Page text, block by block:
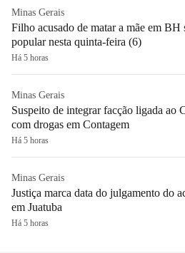
Minas Gerais
Filho acusado de matar a mãe em
popular nesta quinta-feira (6)
Há 5 horas
Minas Gerais
Suspeito de integrar facção ligada ao
com drogas em Contagem
Há 5 horas
Minas Gerais
Justiça marca data do julgamento do
em Juatuba
Há 5 horas